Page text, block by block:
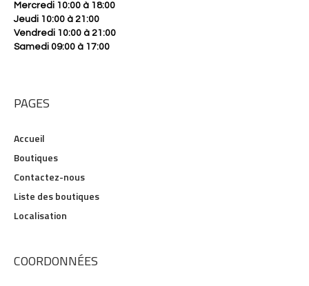
Mercredi 10:00 à 18:00
Jeudi 10:00 à 21:00
Vendredi 10:00 à 21:00
Samedi 09:00 à 17:00
PAGES
Accueil
Boutiques
Contactez-nous
Liste des boutiques
Localisation
COORDONNÉES